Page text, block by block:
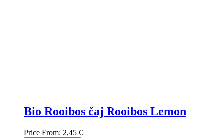
Bio Rooibos čaj Rooibos Lemon
Price From: 2,45 €